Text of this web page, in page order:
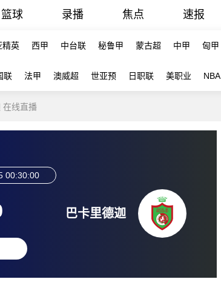
篮球 录播 焦点 速报
精英 西甲 中台联 秘鲁甲 蒙古超 中甲 匈甲
联 法甲 澳威超 世亚预 日职联 美职业 NBA
在线直播
00:30:00
巴卡里德迦